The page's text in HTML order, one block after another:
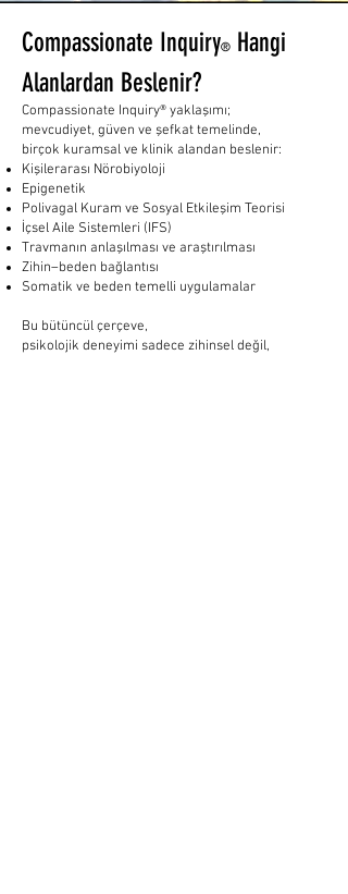
Compassionate Inquiry® Hangi
Alanlardan Beslenir?
Compassionate Inquiry® yaklaşımı;
mevcudiyet, güven ve şefkat temelinde,
birçok kuramsal ve klinik alandan beslenir:
Kişilerarası Nörobiyoloji
Epigenetik
Polivagal Kuram ve Sosyal Etkileşim Teorisi
İçsel Aile Sistemleri (IFS)
Travmanın anlaşılması ve araştırılması
Zihin–beden bağlantısı
Somatik ve beden temelli uygulamalar
Bu bütüncül çerçeve,
psikolojik deneyimi sadece zihinsel değil,